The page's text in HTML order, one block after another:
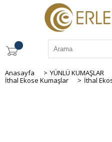
Anasayfa > YÜNLÜ KUMAŞLAR
İthal Ekose Kumaşlar
> İthal